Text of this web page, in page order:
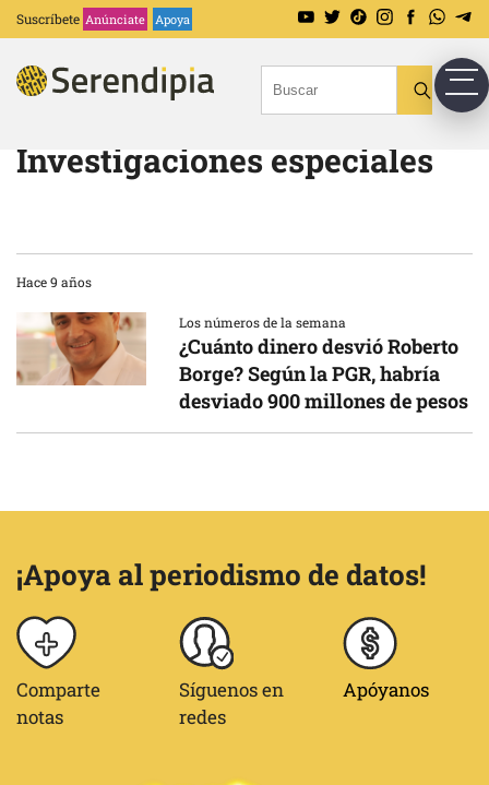
Suscríbete Anúnciate Apoya
Investigaciones especiales
Hace 9 años
Los números de la semana
¿Cuánto dinero desvió Roberto
Borge? Según la PGR, habría
desviado 900 millones de pesos
¡Apoya al periodismo de datos!
Comparte
notas
Síguenos en
redes
Apóyanos